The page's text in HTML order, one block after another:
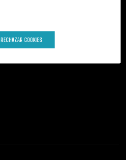
RECHAZAR COOKIES